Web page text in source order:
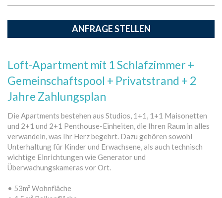
ANFRAGE STELLEN
Loft-Apartment mit 1 Schlafzimmer +
Gemeinschaftspool + Privatstrand + 2
Jahre Zahlungsplan
Die Apartments bestehen aus Studios, 1+1, 1+1 Maisonetten
und 2+1 und 2+1 Penthouse-Einheiten, die Ihren Raum in alles
verwandeln, was Ihr Herz begehrt. Dazu gehören sowohl
Unterhaltung für Kinder und Erwachsene, als auch technisch
wichtige Einrichtungen wie Generator und
Überwachungskameras vor Ort.
• 53m² Wohnfläche